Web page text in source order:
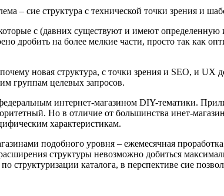
– сие структура с технической точки зрения и
с (давних существуют и имеют
дробить на более мелкие части, просто так как
новая структура, с точки зрения и SEO, и UX
группам целевых запросов.
интернет-магазином DIY-тематики.
Но в отличие от большинства инет-
характеристикам.
подобного уровня – ежемесячная
структуры невозможно добиться
структуризации каталога, в перспективе сие